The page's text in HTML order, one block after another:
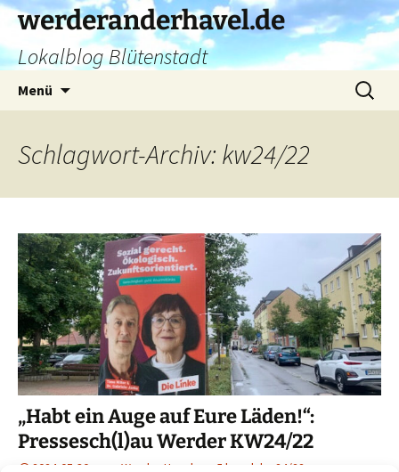
Zum
Inhalt
springen
werderanderhavel.de
Lokalblog Blütenstadt
Menü
Suchen
nach:
Schlagwort-Archiv: kw24/22
„Habt ein Auge auf Eure Läden!“:
Pressesch(l)au Werder KW24/22
2024-05-30 Werder Havel havel kw24/22